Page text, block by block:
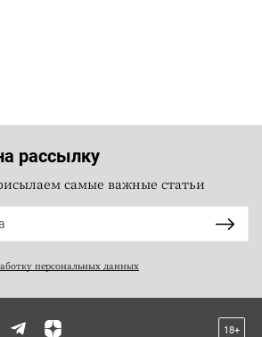
рассылку
самые важные статьи
персональных данных
18+